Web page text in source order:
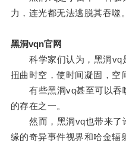
力，连光都无法逃脱其吞噬。
黑洞vqn官网
科学家们认为，黑洞vq
扭曲时空，使时间凝固，空
有些黑洞vq甚至可以吞
的存在之一。
然而，黑洞vq也带来了
缘的奇异事件视界和哈金辐